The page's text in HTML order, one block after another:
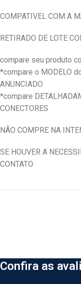
COMPATIVEL COM A
RETIRADO DE LOTE
compare seu produto
*compare o MODELO
ANUNCIADO
*compare
CONECTORES
NÃO COMPRE NA
SE HOUVER A
CONTATO
Confira as